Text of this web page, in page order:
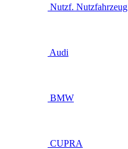
Nutzf. Nutzfahrzeug
Audi
BMW
CUPRA